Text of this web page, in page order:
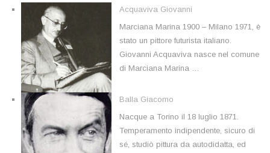
Acquaviva Giovanni
Marciana Marina 1900 – Milano 1971, è
stato un pittore futurista italiano.
Giovanni Acquaviva nasce nel comune
di Marciana Marina …
Balla Giacomo
Nacque a Torino il 18 luglio 1871.
Temperamento indipendente, sicuro di
sé, studiò pittura da autodidatta, ed